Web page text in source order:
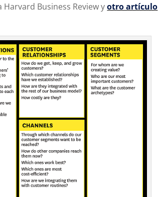
Harvard Business Review yotro artículo